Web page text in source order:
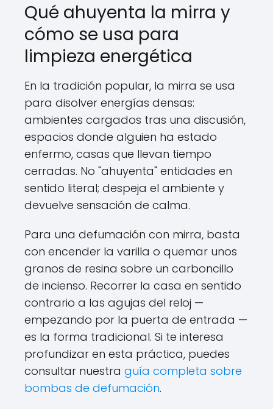
Qué ahuyenta la mirra y
cómo se usa para
limpieza energética
En la tradición popular, la mirra se usa
para disolver energías densas:
ambientes cargados tras una discusión,
espacios donde alguien ha estado
enfermo, casas que llevan tiempo
cerradas. No "ahuyenta" entidades en
sentido literal; despeja el ambiente y
devuelve sensación de calma.
Para una defumación con mirra, basta
con encender la varilla o quemar unos
granos de resina sobre un carboncillo
de incienso. Recorrer la casa en sentido
contrario a las agujas del reloj —
empezando por la puerta de entrada —
es la forma tradicional. Si te interesa
profundizar en esta práctica, puedes
consultar nuestra guía completa sobre
bombas de defumación.